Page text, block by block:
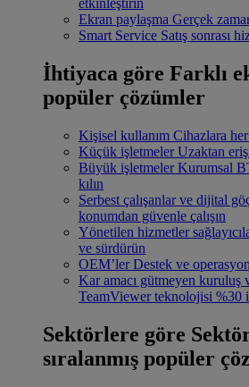
Ekran paylaşma Gerçek
Smart Service Satış sonrası
İhtiyaca göre Farklı
popüler çözümler
Kişisel kullanım Cihazlara
Küçük işletmeler Uzaktan
Büyük işletmeler Kurumsal
kılın
Serbest çalışanlar ve dijital
konumdan güvenle çalışın
Yönetilen hizmetler
ve sürdürün
OEM’ler Destek ve
Kar amacı gütmeyen kuruluş
TeamViewer teknolojisi %30
Sektörlere göre
sıralanmış popüler